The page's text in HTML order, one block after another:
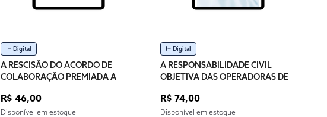
Digital
A RESCISÃO DO ACORDO DE
COLABORAÇÃO PREMIADA A
GARANTIAS CONSTITUCIONAIS
R$ 46,00
Disponível em estoque
Digital
A RESPONSABILIDADE CIVIL
OBJETIVA DAS OPERADORAS DE
MÉDICO
R$ 74,00
Disponível em estoque